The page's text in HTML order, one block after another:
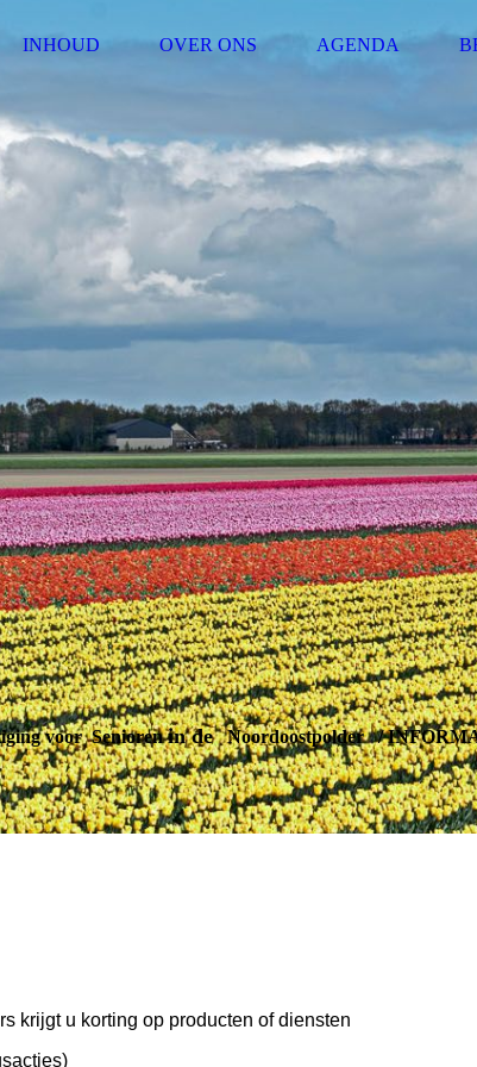
INHOUD OVER ONS AGENDA
voor Seniorenin deNoordoostpolder/
krijgt u korting op producten of diensten